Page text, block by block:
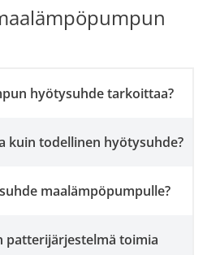
hyötysuhde tarkoittaa?
kuin todellinen hyötysuhde?
maalämpöpumpulle?
patterijärjestelmä toimia